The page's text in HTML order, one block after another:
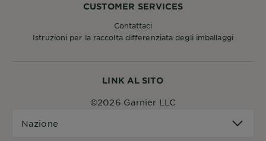
LINK AL SITO
Nazione
©2026 Garnier LLC
CUSTOMER SERVICES
Contattaci
Istruzioni per la raccolta differenziata degli imballaggi